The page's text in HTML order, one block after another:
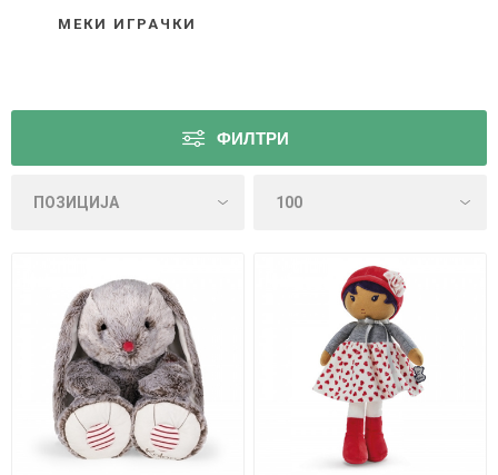
МЕКИ ИГРАЧКИ
ФИЛТРИ